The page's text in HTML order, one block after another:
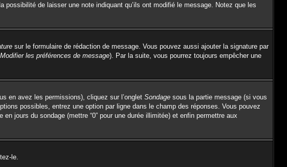
de laisser une note indiquant qu’ils ont modifié le message. Notez que les
sur le formulaire de rédaction de message. Vous pouvez aussi ajouter la signature par
les préférences de message). Par la suite, vous pourrez toujours empêcher une
en avez les permissions), cliquez sur l’onglet Sondage sous la partie message (si vous
possibles, entrez une option par ligne dans le champ des réponses. Vous pouvez
jours du sondage (mettre “0” pour une durée illimitée) et enfin permettre aux
le.